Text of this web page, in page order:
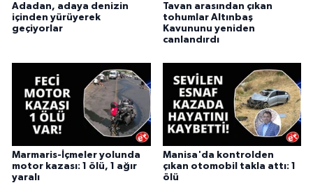
Adadan, adaya denizin
içinden yürüyerek
geçiyorlar
Tavan arasından çıkan
tohumlar Altınbaş
Kavununu yeniden
canlandırdı
Marmaris-İçmeler yolunda
motor kazası: 1 ölü, 1 ağır
yaralı
Manisa'da kontrolden
çıkan otomobil takla attı: 1
ölü